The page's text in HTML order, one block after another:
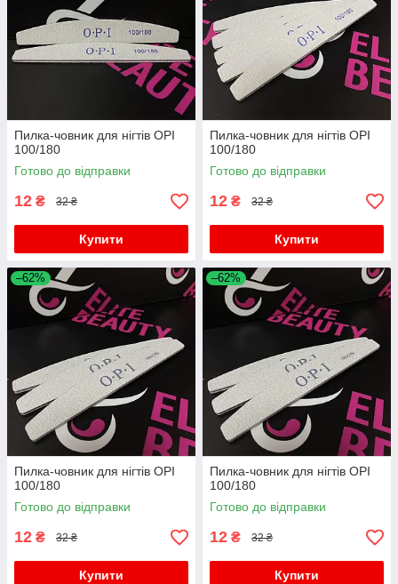
Пилка-човник для нігтів OPI
100/180
Готово до відправки
12 ₴ 32 ₴
Купити
Пилка-човник для нігтів OPI
100/180
Готово до відправки
12 ₴ 32 ₴
Купити
–62%
Пилка-човник для нігтів OPI
100/180
Готово до відправки
12 ₴ 32 ₴
Купити
–62%
Пилка-човник для нігтів OPI
100/180
Готово до відправки
12 ₴ 32 ₴
Купити